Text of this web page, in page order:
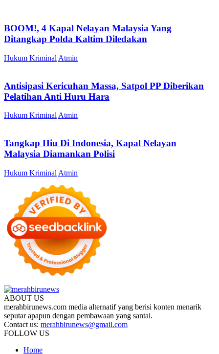
BOOM!, 4 Kapal Nelayan Malaysia Yang
Ditangkap Polda Kaltim Diledakan
Hukum Kriminal Atmin
Antisipasi Kericuhan Massa, Satpol PP Diberikan
Pelatihan Anti Huru Hara
Hukum Kriminal Atmin
Tangkap Hiu Di Indonesia, Kapal Nelayan
Malaysia Diamankan Polisi
Hukum Kriminal Atmin
ABOUT US
merahbirunews.com media alternatif yang berisi konten menarik
seputar apapun dengan pembawaan yang santai.
Contact us: merahbirunews@gmail.com
FOLLOW US
Home